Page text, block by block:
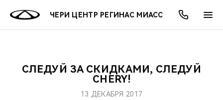
ЧЕРИ ЦЕНТР РЕГИНАС МИАСС
МОДЕЛИ
ПОКУПАТЕЛЯМ
ВЛАДЕЛЬЦАМ
МИР CHERY
АКЦИИ
ОНЛАЙН СЕРВИСЫ
О КОМПАНИИ
СЛЕДУЙ ЗА СКИДКАМИ, СЛЕДУЙ
CHERY!
13 ДЕКАБРЯ 2017